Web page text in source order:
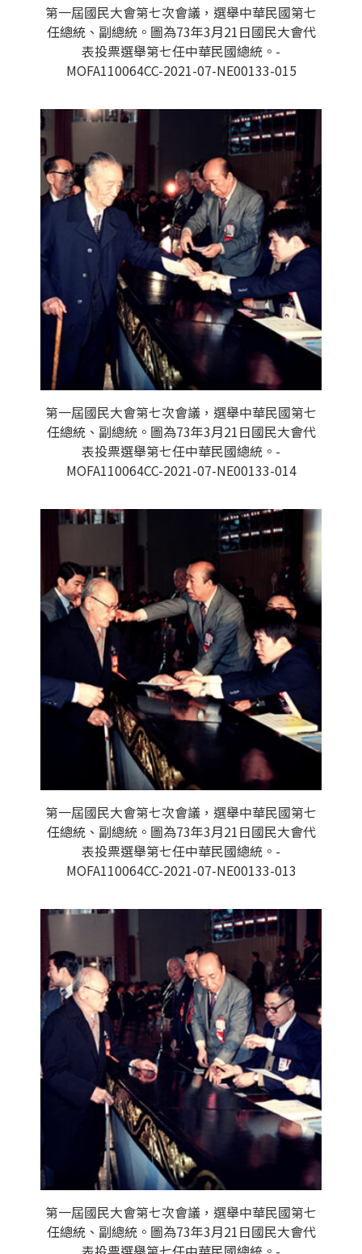
第一屆國民大會第七次會議，選舉中華民國第七
任總統、副總統。圖為73年3月21日國民大會代
表投票選舉第七任中華民國總統。-
MOFA110064CC-2021-07-NE00133-015
第一屆國民大會第七次會議，選舉中華民國第七
任總統、副總統。圖為73年3月21日國民大會代
表投票選舉第七任中華民國總統。-
MOFA110064CC-2021-07-NE00133-014
第一屆國民大會第七次會議，選舉中華民國第七
任總統、副總統。圖為73年3月21日國民大會代
表投票選舉第七任中華民國總統。-
MOFA110064CC-2021-07-NE00133-013
第一屆國民大會第七次會議，選舉中華民國第七
任總統、副總統。圖為73年3月21日國民大會代